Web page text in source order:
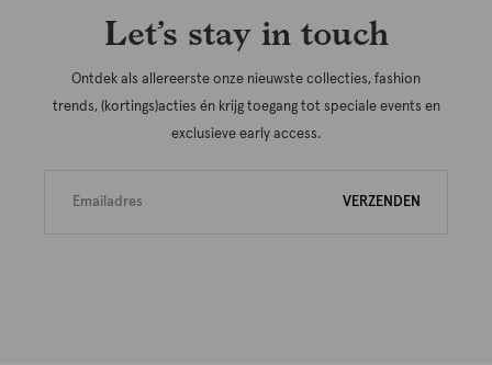
Let’s stay in touch
Ontdek als allereerste onze nieuwste collecties, fashion
trends, (kortings)acties én krijg toegang tot speciale events en
exclusieve early access.
VERZENDEN